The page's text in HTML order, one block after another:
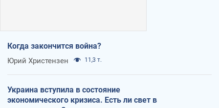
Когда закончится война?
Юрий Христензен 11,3 т.
Украина вступила в состояние
экономического кризиса. Есть ли свет в